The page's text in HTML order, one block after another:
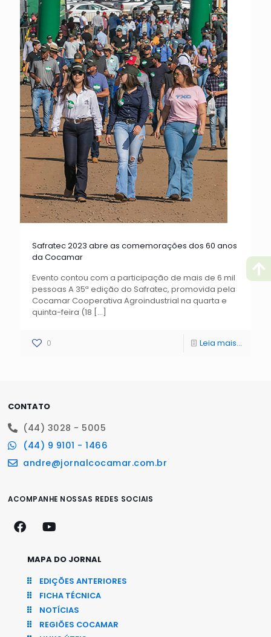
Safratec 2023 abre as comemorações dos 60 anos
da Cocamar
Evento contou com a participação de mais de 6 mil
pessoas A 35ª edição do Safratec, promovida pela
Cocamar Cooperativa Agroindustrial na quarta e
quinta-feira (18 […]
0 Leia mais...
CONTATO
(44) 3028 - 5005
(44) 9 9101 - 1466
andre@jornalcocamar.com.br
ACOMPANHE NOSSAS REDES SOCIAIS
MAPA DO JORNAL
EDIÇÕES ANTERIORES
FICHA TÉCNICA
NOTÍCIAS
REGIÕES COCAMAR